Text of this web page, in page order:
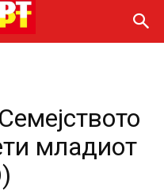
младиот